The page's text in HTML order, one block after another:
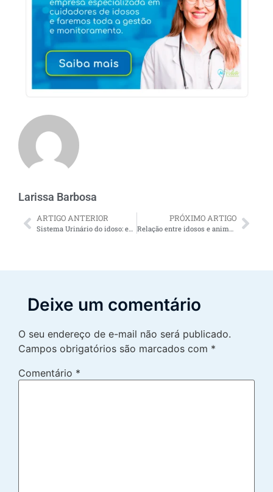
Larissa Barbosa
ARTIGO ANTERIOR
Sistema Urinário do idoso: entenda com funciona
PRÓXIMO ARTIGO
Relação entre idosos e animais
Deixe um comentário
O seu endereço de e-mail não será publicado.
Campos obrigatórios são marcados com *
Comentário *